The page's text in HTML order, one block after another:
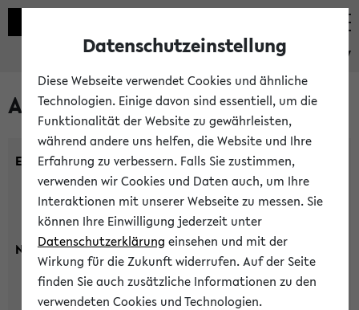
eKVV
Alle Lehrenden
Einrichtung:
Nachname:
Datenschutzeinstellung
Diese Webseite verwendet Cookies und ähnliche
Technologien. Einige davon sind essentiell, um die
Funktionalität der Website zu gewährleisten,
während andere uns helfen, die Website und Ihre
Erfahrung zu verbessern. Falls Sie zustimmen,
verwenden wir Cookies und Daten auch, um Ihre
Interaktionen mit unserer Webseite zu messen. Sie
können Ihre Einwilligung jederzeit unter
Datenschutzerklärung einsehen und mit der
Wirkung für die Zukunft widerrufen. Auf der Seite
finden Sie auch zusätzliche Informationen zu den
verwendeten Cookies und Technologien.